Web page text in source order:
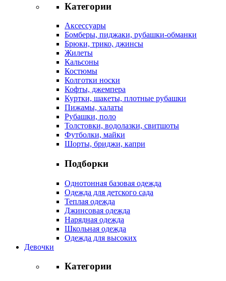
Категории
Аксессуары
Бомберы, пиджаки, рубашки-обманки
Брюки, трико, джинсы
Жилеты
Кальсоны
Костюмы
Колготки носки
Кофты, джемпера
Куртки, шакеты, плотные рубашки
Пижамы, халаты
Рубашки, поло
Толстовки, водолазки, свитшоты
Футболки, майки
Шорты, бриджи, капри
Подборки
Однотонная базовая одежда
Одежда для детского сада
Теплая одежда
Джинсовая одежда
Нарядная одежда
Школьная одежда
Одежда для высоких
Девочки
Категории